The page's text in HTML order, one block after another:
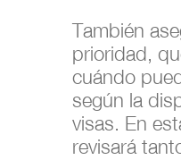
También
prioridad,
cuándo
según la
visas. En
revisará